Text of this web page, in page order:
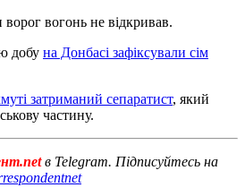
вогонь не відкривав.
добу на Донбасі зафіксували сім
затриманий сепаратист, який
частину.
в Telegram. Підписуйтесь на